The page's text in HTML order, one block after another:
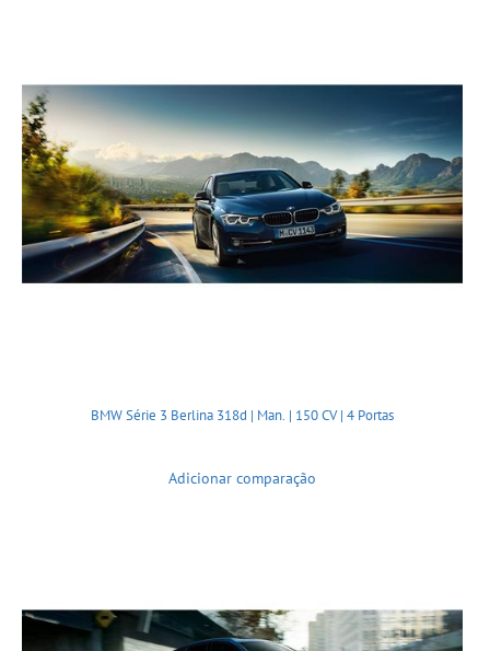
BMW Série 3 Berlina 318d | Man. | 150 CV | 4 Portas
Adicionar comparação